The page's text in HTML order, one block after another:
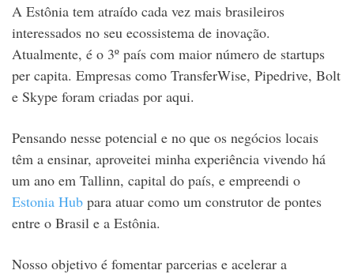
A Estônia tem atraído cada vez mais brasileiros
interessados no seu ecossistema de inovação.
Atualmente, é o 3º país com maior número de startups
per capita. Empresas como TransferWise, Pipedrive, Bolt
e Skype foram criadas por aqui.
Pensando nesse potencial e no que os negócios locais
têm a ensinar, aproveitei minha experiência vivendo há
um ano em Tallinn, capital do país, e empreendi o
Estonia Hub para atuar como um construtor de pontes
entre o Brasil e a Estônia.
Nosso objetivo é fomentar parcerias e acelerar a